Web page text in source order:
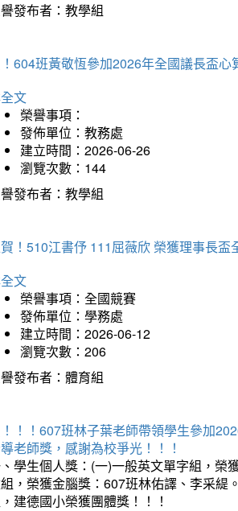
發布者：教學組
604班黃敬恆參加2026年全國議長盃
文
榮譽事項：
發佈單位：教務處
建立時間：2026-06-26
瀏覽次數：144
發布者：教學組
！510江書伃 111屈薇欣 榮獲理事長
文
榮譽事項：全國競賽
發佈單位：學務處
建立時間：2026-06-12
瀏覽次數：206
發布者：體育組
！！607班林子葉老師帶領學生參加
老師獎，感謝為校爭光！！！
學生個人獎：(一)一般英文單字組，榮
，榮獲金腦獎：607班林佑譯、李采緹
建德國小榮獲團體獎！！！